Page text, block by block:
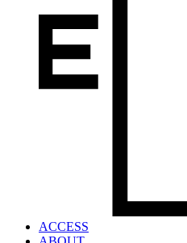
ACCESS